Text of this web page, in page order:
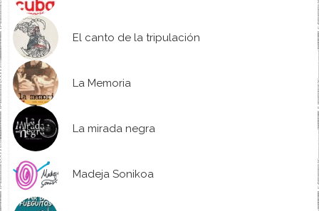
El canto de la tripulación
La Memoria
La mirada negra
Madeja Sonikoa